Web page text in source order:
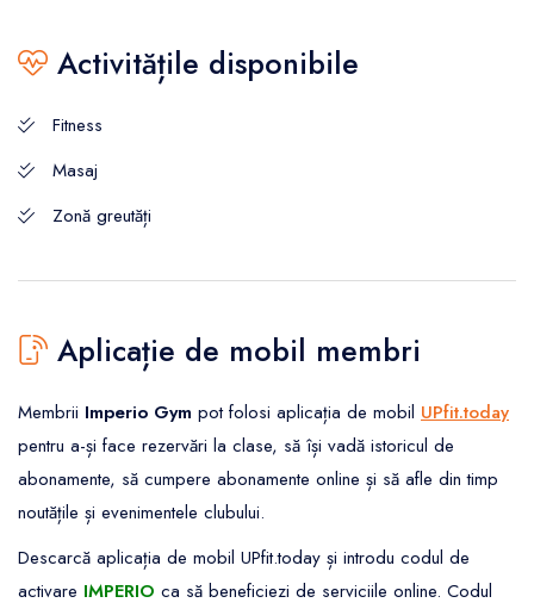
Activitățile disponibile
Fitness
Masaj
Zonă greutăți
Aplicație de mobil membri
Membrii Imperio Gym pot folosi aplicația de mobil UPfit.today
pentru a-și face rezervări la clase, să își vadă istoricul de
abonamente, să cumpere abonamente online și să afle din timp
noutățile și evenimentele clubului.
Descarcă aplicația de mobil UPfit.today și introdu codul de
activare IMPERIO ca să beneficiezi de serviciile online. Codul